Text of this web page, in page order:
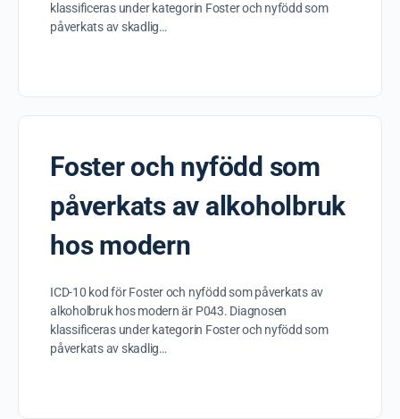
klassificeras under kategorin Foster och nyfödd som
påverkats av skadlig…
Foster och nyfödd som
påverkats av alkoholbruk
hos modern
ICD-10 kod för Foster och nyfödd som påverkats av
alkoholbruk hos modern är P043. Diagnosen
klassificeras under kategorin Foster och nyfödd som
påverkats av skadlig…